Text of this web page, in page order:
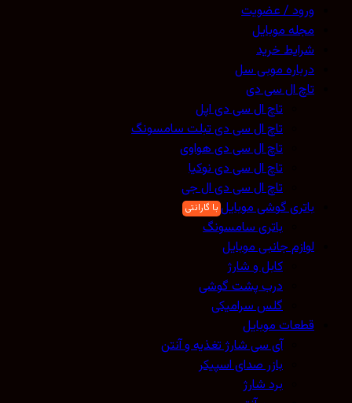
ورود / عضویت
مجله موبایل
شرایط خرید
درباره موبی سل
تاچ ال سی دی
تاچ ال سی دی اپل
تاچ ال سی دی تبلت سامسونگ
تاچ ال سی دی هواوی
تاچ ال سی دی نوکیا
تاچ ال سی دی ال جی
باتری گوشی موبایل
باتری سامسونگ
لوازم جانبی موبایل
کابل و شارژ
درب پشت گوشی
گلس سرامیکی
قطعات موبایل
آی سی شارژ تغذیه و آنتن
بازر صدای اسپیکر
برد شارژ